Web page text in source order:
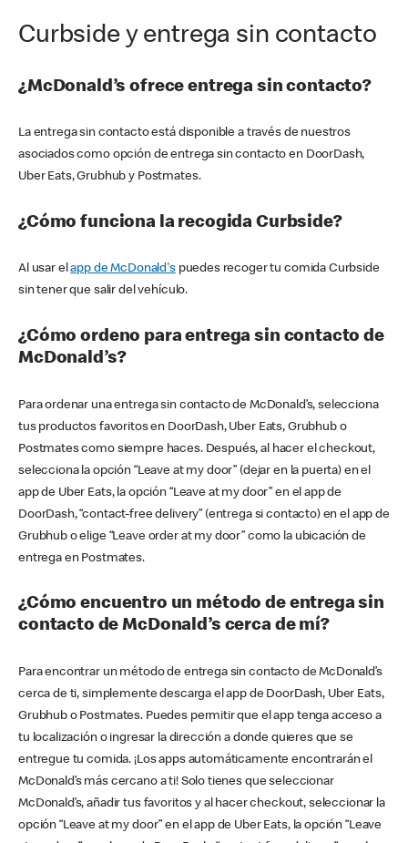
Curbside y entrega sin contacto
¿McDonald’s ofrece entrega sin contacto?
La entrega sin contacto está disponible a través de nuestros
asociados como opción de entrega sin contacto en DoorDash,
Uber Eats, Grubhub y Postmates.
¿Cómo funciona la recogida Curbside?
Al usar elapp de McDonald'spuedes recoger tu comida Curbside
sin tener que salir del vehículo.
¿Cómo ordeno para entrega sin contacto de
McDonald’s?
Para ordenar una entrega sin contacto de McDonald’s, selecciona
tus productos favoritos en DoorDash, Uber Eats, Grubhub o
Postmates como siempre haces. Después, al hacer el checkout,
selecciona la opción “Leave at my door” (dejar en la puerta) en el
app de Uber Eats, la opción “Leave at my door” en el app de
DoorDash, “contact-free delivery” (entrega si contacto) en el app de
Grubhub o elige “Leave order at my door” como la ubicación de
entrega en Postmates.
¿Cómo encuentro un método de entrega sin
contacto de McDonald’s cerca de mí?
Para encontrar un método de entrega sin contacto de McDonald’s
cerca de ti, simplemente descarga el app de DoorDash, Uber Eats,
Grubhub o Postmates. Puedes permitir que el app tenga acceso a
tu localización o ingresar la dirección a donde quieres que se
entregue tu comida. ¡Los apps automáticamente encontrarán el
McDonald’s más cercano a ti! Solo tienes que seleccionar
McDonald’s, añadir tus favoritos y al hacer checkout, seleccionar la
opción “Leave at my door” en el app de Uber Eats, la opción “Leave